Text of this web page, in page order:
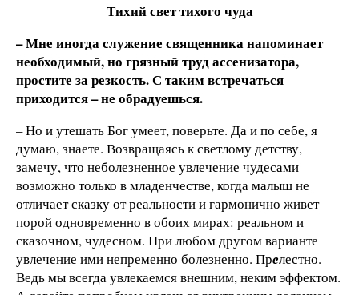
Тихий свет тихого чуда
– Мне иногда служение священника напоминает
необходимый, но грязный труд ассенизатора,
простите за резкость. С таким встречаться
приходится – не обрадуешься.
– Но и утешать Бог умеет, поверьте. Да и по себе, я
думаю, знаете. Возвращаясь к светлому детству,
замечу, что неболезненное увлечение чудесами
возможно только в младенчестве, когда малыш не
отличает сказку от реальности и гармонично живет
порой одновременно в обоих мирах: реальном и
сказочном, чудесном. При любом другом варианте
увлечение ими непременно болезненно. Прелестно.
Ведь мы всегда увлекаемся внешним, неким эффектом.